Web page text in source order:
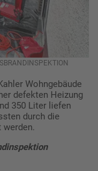
Wohngebäude
defekten Heizung
350 Liter liefen
durch die